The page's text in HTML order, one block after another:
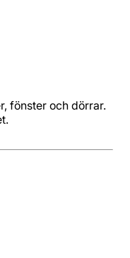
fönster och dörrar.